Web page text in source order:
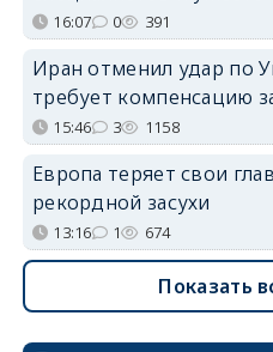
16:07 0 391
Иран отменил удар по
требует компенсацию
15:46 3 1158
Европа теряет свои
рекордной засухи
13:16 1 674
Показать